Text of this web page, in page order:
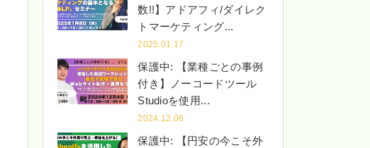
数!!】アドアフィ/ダイレク
トマーケティング...
2025.01.17
保護中: 【業種ごとの事例
付き】ノーコードツール
Studioを使用...
2024.12.06
保護中: 【円安の今こそ外